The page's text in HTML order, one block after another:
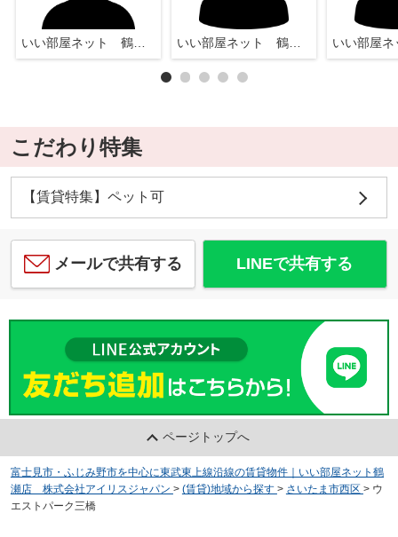
いい部屋ネット 鶴瀬店 いい部屋ネット 鶴瀬店
こだわり特集
【賃貸特集】ペット可
メールで共有する LINEで共有する
ページトップへ
富士見市・ふじみ野市を中心に東武東上線沿線の賃貸物件｜いい部屋ネット鶴
瀬店 株式会社アイリスジャパン > (賃貸)地域から探す > さいたま市西区 > ウ
エストパーク三橋